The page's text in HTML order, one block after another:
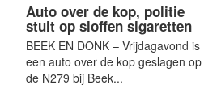
Auto over de kop, politie
stuit op sloffen sigaretten
BEEK EN DONK – Vrijdagavond is
een auto over de kop geslagen op
de N279 bij Beek...